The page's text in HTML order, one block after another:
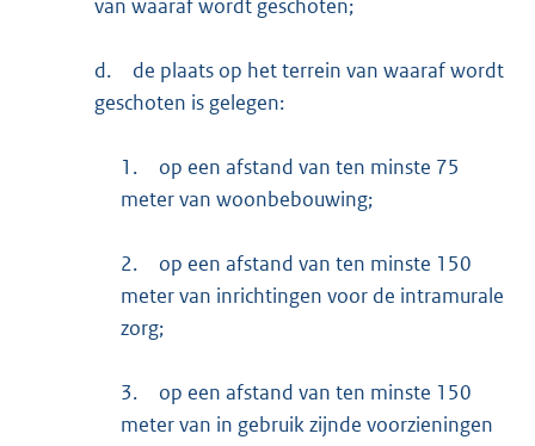
van waaraf wordt geschoten;
d.
de plaats op het terrein van waaraf wordt
geschoten is gelegen:
1.
op een afstand van ten minste 75
meter van woonbebouwing;
2.
op een afstand van ten minste 150
meter van inrichtingen voor de intramurale
zorg;
3.
op een afstand van ten minste 150
meter van in gebruik zijnde voorzieningen